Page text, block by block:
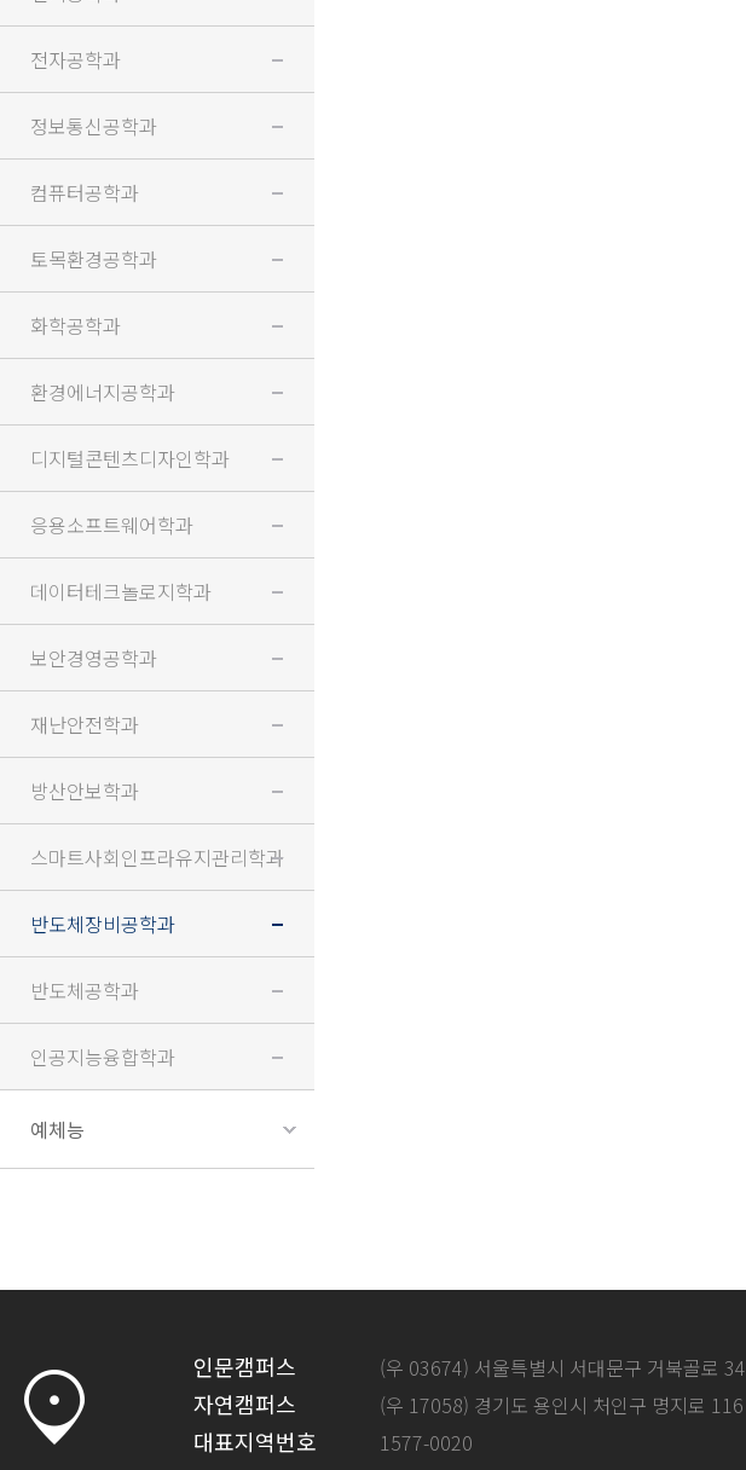
전자공학과
정보통신공학과
컴퓨터공학과
토목환경공학과
화학공학과
환경에너지공학과
디지털콘텐츠디자인학과
응용소프트웨어학과
데이터테크놀로지학과
보안경영공학과
재난안전학과
방산안보학과
스마트사회인프라유지관리학과
반도체장비공학과
반도체공학과
인공지능융합학과
예체능
인문캠퍼스 (우 03674) 서울특별시 서대문구 거북골로 34
자연캠퍼스 (우 17058) 경기도 용인시 처인구 명지로 116
대표지역번호 1577-0020